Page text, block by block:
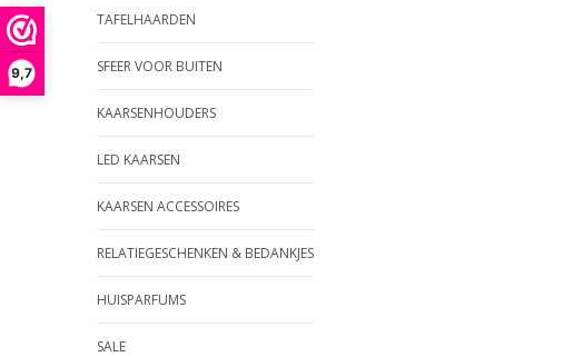
9,7
TAFELHAARDEN
SFEER VOOR BUITEN
KAARSENHOUDERS
LED KAARSEN
KAARSEN ACCESSOIRES
RELATIEGESCHENKEN & BEDANKJES
HUISPARFUMS
SALE